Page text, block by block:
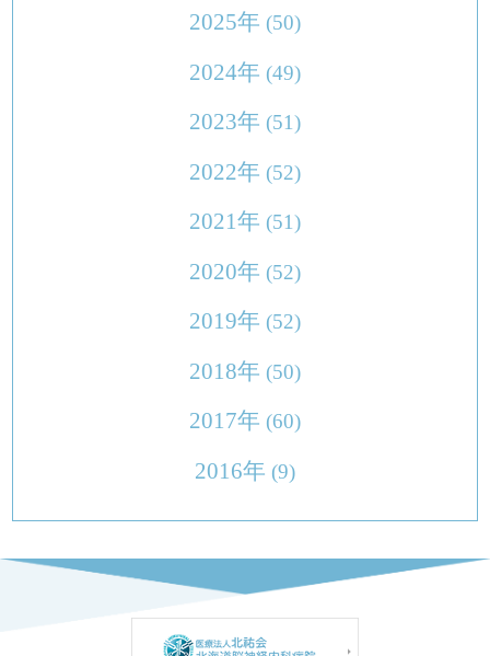
2025年 (50)
2024年 (49)
2023年 (51)
2022年 (52)
2021年 (51)
2020年 (52)
2019年 (52)
2018年 (50)
2017年 (60)
2016年 (9)